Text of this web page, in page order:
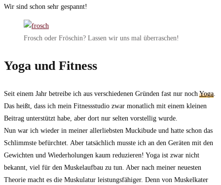
Wir sind schon sehr gespannt!
Frosch oder Fröschin? Lassen wir uns mal überraschen!
Yoga und Fitness
Seit einem Jahr betreibe ich aus verschiedenen Gründen fast nur noch Yoga.
Das heißt, dass ich mein Fitnessstudio zwar monatlich mit einem kleinen
Beitrag unterstützt habe, aber dort nur selten vorstellig wurde.
Nun war ich wieder in meiner allerliebsten Muckibude und hatte schon das
Schlimmste befürchtet. Aber tatsächlich musste ich an den Geräten mit den
Gewichten und Wiederholungen kaum reduzieren! Yoga ist zwar nicht
bekannt, viel für den Muskelaufbau zu tun. Aber nach meiner neuesten
Theorie macht es die Muskulatur leistungsfähiger. Denn von Muskelkater